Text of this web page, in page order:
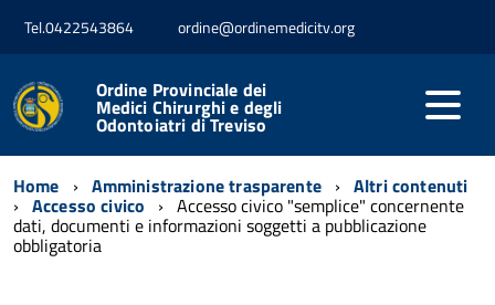
Tel.0422543864 ordine@ordinemedicitv.org
Ordine Provinciale dei
Medici Chirurghi e degli
Odontoiatri di Treviso
Home Amministrazione trasparente Altri contenuti
Accesso civico Accesso civico "semplice" concernente
dati, documenti e informazioni soggetti a pubblicazione
obbligatoria